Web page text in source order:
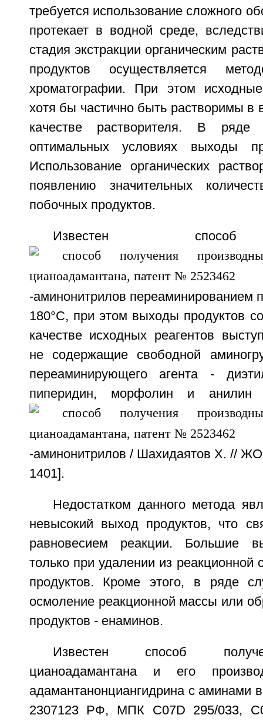
требуется использование сложного
протекает в водной среде,
стадия экстракции органическим
продуктов осуществляется
хроматографии. При этом
хотя бы частично быть растворимы в
качестве растворителя. В
оптимальных условиях выходы
Использование органических
появлению значительных
побочных продуктов.
Известен способ
-аминонитрилов переаминированием
180°С, при этом выходы продуктов
качестве исходных реагентов
не содержащие свободной
переаминирующего агента -
пиперидин, морфолин и анилин
-аминонитрилов / Шахидаятов X. //
1401].
Недостатком данного метода
невысокий выход продуктов, что
равновесием реакции. Большие
только при удалении из
продуктов. Кроме этого, в ряде
осмоление реакционной массы или
продуктов - енаминов.
Известен способ
цианоадамантана и его
адамантанонциангидрина с аминами
2307123 РФ, МПК C07D 295/033,